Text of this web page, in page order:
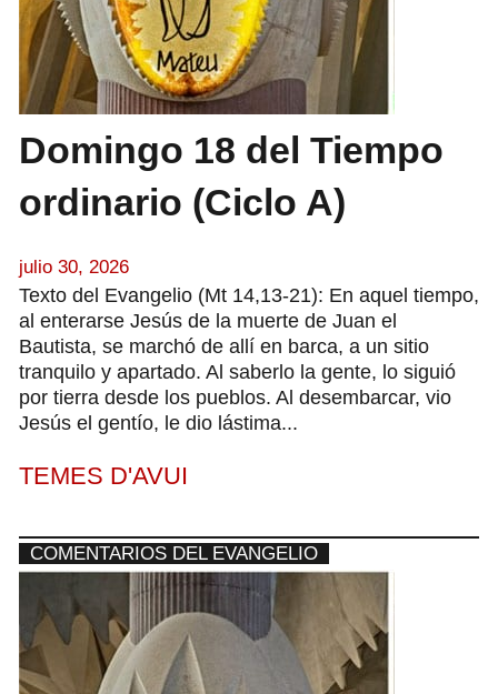
Domingo 18 del Tiempo
ordinario (Ciclo A)
julio 30, 2026
Texto del Evangelio (Mt 14,13-21): En aquel tiempo,
al enterarse Jesús de la muerte de Juan el
Bautista, se marchó de allí en barca, a un sitio
tranquilo y apartado. Al saberlo la gente, lo siguió
por tierra desde los pueblos. Al desembarcar, vio
Jesús el gentío, le dio lástima...
TEMES D'AVUI
COMENTARIOS DEL EVANGELIO